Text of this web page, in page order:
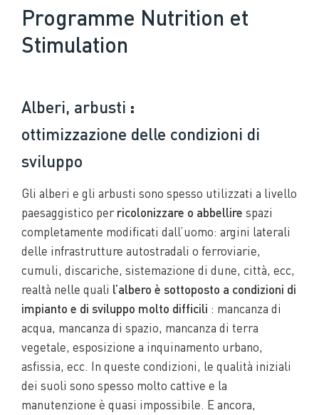
Programme Nutrition et
Stimulation
Alberi, arbusti :
ottimizzazione delle condizioni di
sviluppo
Gli alberi e gli arbusti sono spesso utilizzati a livello
paesaggistico per ricolonizzare o abbellire spazi
completamente modificati dall’uomo: argini laterali
delle infrastrutture autostradali o ferroviarie,
cumuli, discariche, sistemazione di dune, città, ecc,
realtà nelle quali l’albero è sottoposto a condizioni di
impianto e di sviluppo molto difficili : mancanza di
acqua, mancanza di spazio, mancanza di terra
vegetale, esposizione a inquinamento urbano,
asfissia, ecc. In queste condizioni, le qualità iniziali
dei suoli sono spesso molto cattive e la
manutenzione è quasi impossibile. E ancora,